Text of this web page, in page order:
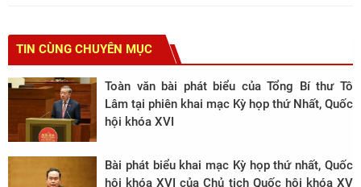
TIN CÙNG CHUYÊN MỤC
Toàn văn bài phát biểu của Tổng Bí thư Tô
Lâm tại phiên khai mạc Kỳ họp thứ Nhất, Quốc
hội khóa XVI
Bài phát biểu khai mạc Kỳ họp thứ nhất, Quốc
hội khóa XVI của Chủ tịch Quốc hội khóa XV